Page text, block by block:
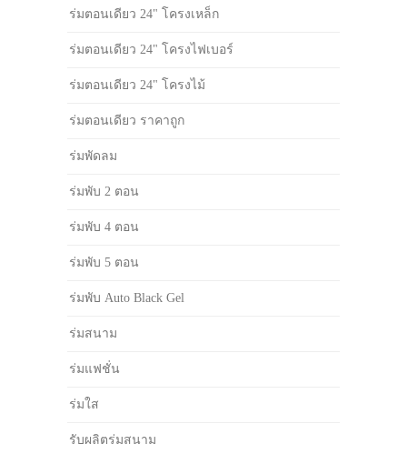
ร่มตอนเดียว 24" โครงเหล็ก
ร่มตอนเดียว 24" โครงไฟเบอร์
ร่มตอนเดียว 24" โครงไม้
ร่มตอนเดียว ราคาถูก
ร่มพัดลม
ร่มพับ 2 ตอน
ร่มพับ 4 ตอน
ร่มพับ 5 ตอน
ร่มพับ Auto Black Gel
ร่มสนาม
ร่มแฟชั่น
ร่มใส
รับผลิตร่มสนาม